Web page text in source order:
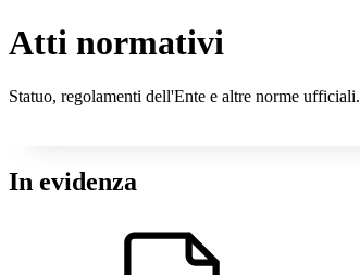
Atti normativi
Statuo, regolamenti dell'Ente e altre norme ufficiali.
In evidenza